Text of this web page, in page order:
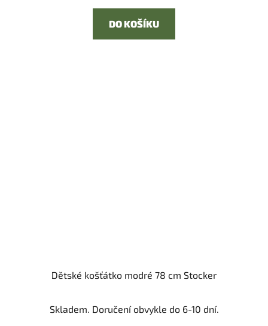
DO KOŠÍKU
Dětské košťátko modré 78 cm Stocker
Skladem. Doručení obvykle do 6-10 dní.